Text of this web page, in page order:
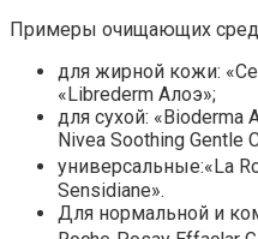
Примеры очищающих
для жирной кожи:
«Librederm Алоэ»;
для сухой: «Bioderma
Nivea Soothing Gentle
универсальные:«La
Sensidiane».
Для нормальной и